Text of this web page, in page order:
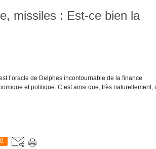
missiles : Est-ce bien la
l’oracle de Delphes incontournable de la finance
et politique. C’est ainsi que, très naturellement, il
0